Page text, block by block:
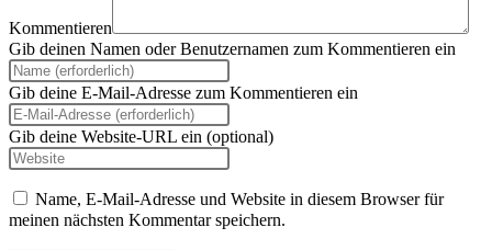
Kommentieren
Gib deinen Namen oder Benutzernamen zum Kommentieren ein
Gib deine E-Mail-Adresse zum Kommentieren ein
Gib deine Website-URL ein (optional)
Name, E-Mail-Adresse und Website in diesem Browser für
meinen nächsten Kommentar speichern.